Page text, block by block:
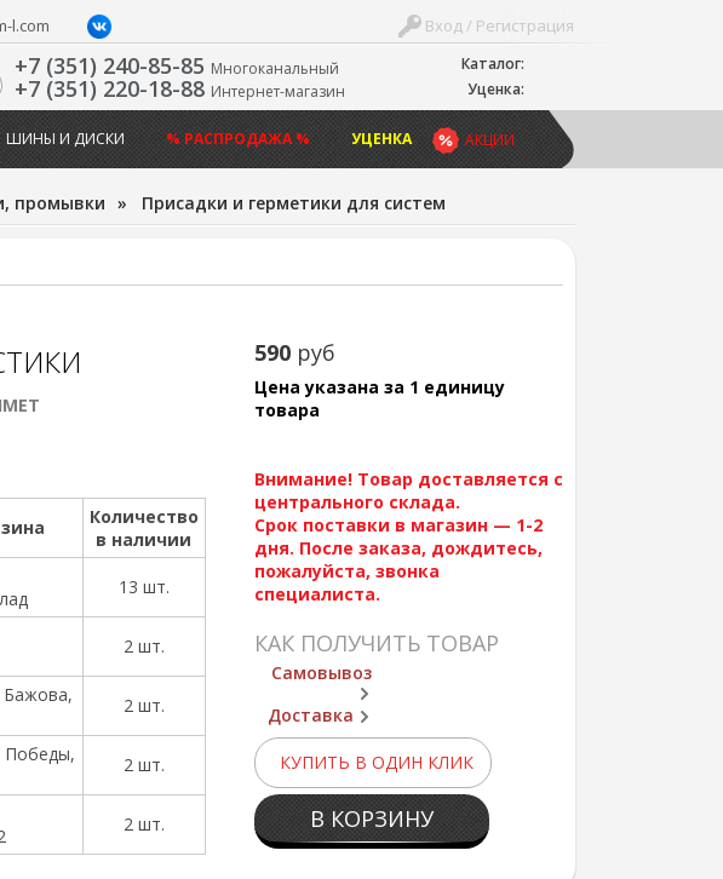
Каталог:
Уценка:
Вход / Регистрация
l.com
+7 (351) 240-85-85 Многоканальный
+7 (351) 220-18-88 Интернет-магазин
АКЦИИ
ШИНЫ И ДИСКИ % РАСПРОДАЖА % УЦЕНКА
промывки » Присадки и герметики для систем
590 руб
Цена указана за 1 единицу
товара
Внимание! Товар доставляется с
центрального склада.
Срок поставки в магазин — 1-2
дня. После заказа, дождитесь,
пожалуйста, звонка
специалиста.
КАК ПОЛУЧИТЬ ТОВАР
Самовывоз
Доставка
КУПИТЬ В ОДИН КЛИК
В КОРЗИНУ
Количество
в наличии
13 шт.
2 шт.
Бажова,
2 шт.
Победы,
2 шт.
2 шт.